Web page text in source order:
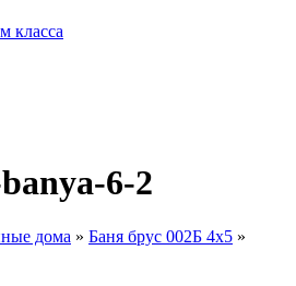
класса
6-2
дома » Баня брус 002Б 4х5 »